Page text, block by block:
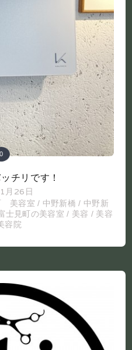
0
チリです！
月26日
美容室 / 中野新橋 / 中野新
士見町の美容室 / 美容 / 美容
容院